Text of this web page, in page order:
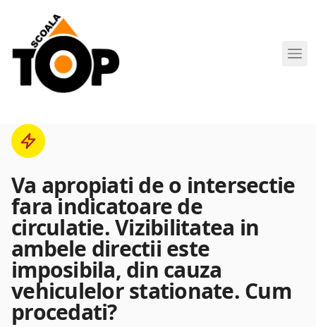
Scoala de Soferi TOP navigation
Va apropiati de o intersectie
fara indicatoare de
circulatie. Vizibilitatea in
ambele directii este
imposibila, din cauza
vehiculelor stationate. Cum
procedati?